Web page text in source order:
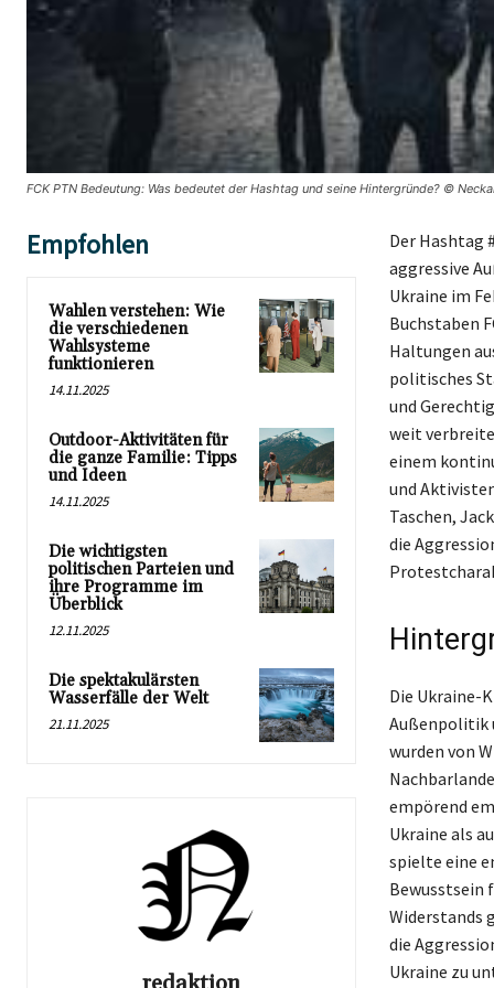
FCK PTN Bedeutung: Was bedeutet der Hashtag und seine Hintergründe? ©
Empfohlen
Wahlen verstehen: Wie
die verschiedenen
Wahlsysteme
funktionieren
14.11.2025
Outdoor-Aktivitäten für
die ganze Familie: Tipps
und Ideen
14.11.2025
Die wichtigsten
politischen Parteien und
ihre Programme im
Überblick
12.11.2025
Die spektakulärsten
Wasserfälle der Welt
21.11.2025
Der Hashtag
aggressive
Ukraine im
Buchstaben
Haltungen
politisches
und
weit
einem
und
Taschen,
die
Die Ukraine-
Außenpolitik
wurden von
empörend
Ukraine als
spielte eine
Bewusstsein
Widerstands
die
Ukraine zu